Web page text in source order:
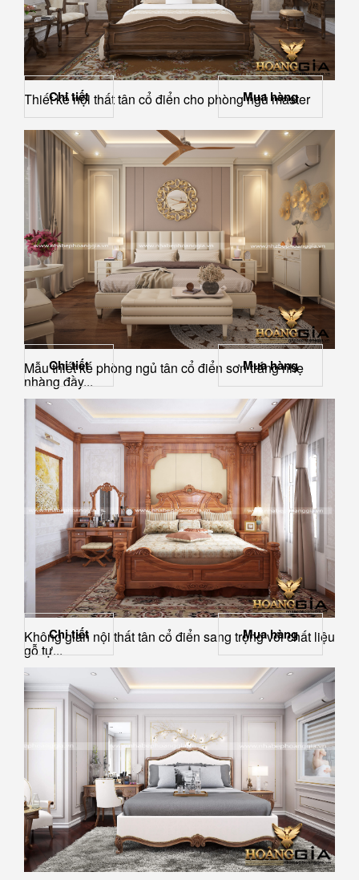
Thiết kế nội thất tân cổ điển cho phòng ngủ master
Chi tiết Mua hàng
Mẫu thiết kế phòng ngủ tân cổ điển sơn trắng nhẹ
nhàng đầy...
Chi tiết Mua hàng
Không gian nội thất tân cổ điển sang trọng với chất liệu
gỗ tự...
Chi tiết Mua hàng